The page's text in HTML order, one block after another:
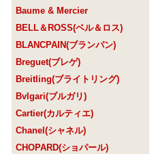
Baume & Mercier
BELL＆ROSS(ベル＆ロス)
BLANCPAIN(ブランパン)
Breguet(ブレゲ)
Breitling(ブライトリング)
Bvlgari(ブルガリ)
Cartier(カルティエ)
Chanel(シャネル)
CHOPARD(ショパール)